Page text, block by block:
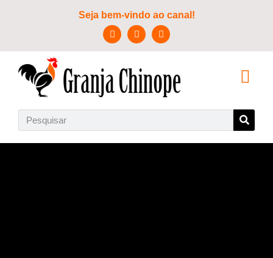
Seja bem-vindo ao canal!